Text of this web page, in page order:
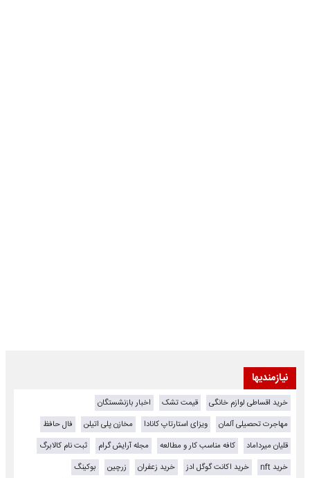
نیازمندیها
خرید اقساطی لوازم خانگی قیمت تشک
اخبار بازنشستگان
مهاجرت تحصیلی آلمان
ویزای استارتاپ کانادا مخازن پلی اتیلن
فال حافظ
قلیان میرداماد
کافه مناسب کار و مطالعه مجله آرایش گرام
ثبت نام کالابرگ
خرید nft
خرید اکانت گوگل ادز خرید زعفران زرچین
بوکینگ